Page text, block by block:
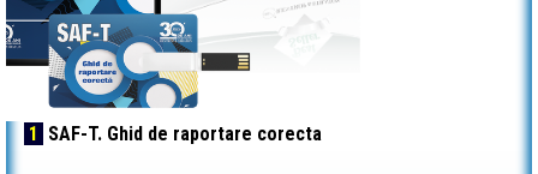
1 SAF-T. Ghid de raportare corecta